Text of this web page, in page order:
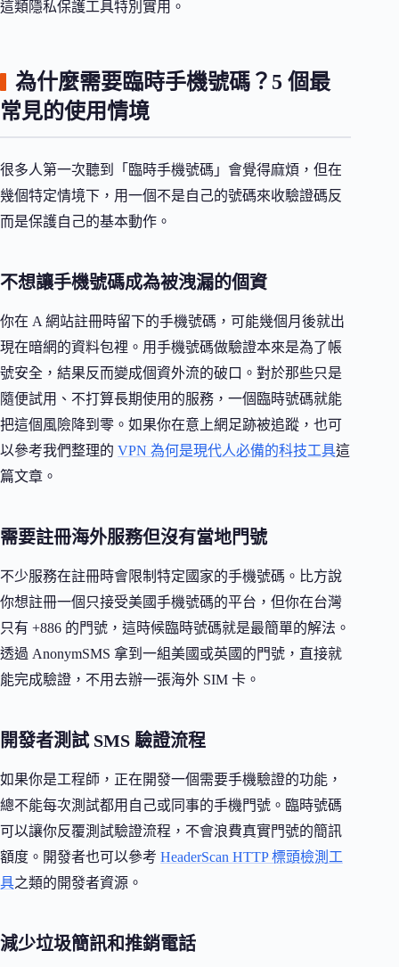
這類隱私保護工具特別實用。
為什麼需要臨時手機號碼？5 個最
常見的使用情境
很多人第一次聽到「臨時手機號碼」會覺得麻煩，但在
幾個特定情境下，用一個不是自己的號碼來收驗證碼反
而是保護自己的基本動作。
不想讓手機號碼成為被洩漏的個資
你在 A 網站註冊時留下的手機號碼，可能幾個月後就出
現在暗網的資料包裡。用手機號碼做驗證本來是為了帳
號安全，結果反而變成個資外流的破口。對於那些只是
隨便試用、不打算長期使用的服務，一個臨時號碼就能
把這個風險降到零。如果你在意上網足跡被追蹤，也可
以參考我們整理的 VPN 為何是現代人必備的科技工具這
篇文章。
需要註冊海外服務但沒有當地門號
不少服務在註冊時會限制特定國家的手機號碼。比方說
你想註冊一個只接受美國手機號碼的平台，但你在台灣
只有 +886 的門號，這時候臨時號碼就是最簡單的解法。
透過 AnonymSMS 拿到一組美國或英國的門號，直接就
能完成驗證，不用去辦一張海外 SIM 卡。
開發者測試 SMS 驗證流程
如果你是工程師，正在開發一個需要手機驗證的功能，
總不能每次測試都用自己或同事的手機門號。臨時號碼
可以讓你反覆測試驗證流程，不會浪費真實門號的簡訊
額度。開發者也可以參考 HeaderScan HTTP 標頭檢測工
具之類的開發者資源。
減少垃圾簡訊和推銷電話